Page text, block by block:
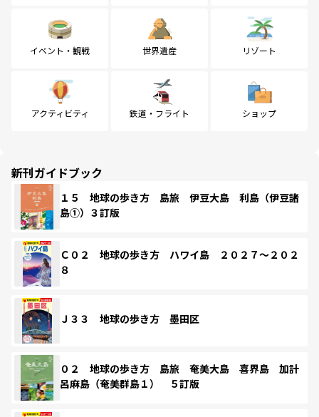
イベント・観戦 世界遺産 リゾート
アクティビティ 鉄道・フライト ショップ
新刊ガイドブック
１５ 地球の歩き方 島旅 伊豆大島 利島（伊豆諸
島①）３訂版
Ｃ０２ 地球の歩き方 ハワイ島 ２０２７～２０２
８
Ｊ３３ 地球の歩き方 墨田区
０２ 地球の歩き方 島旅 奄美大島 喜界島 加計
呂麻島（奄美群島１） ５訂版